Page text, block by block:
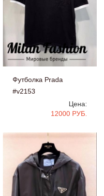
Футболка Prada
#v2153
Цена:
12000 РУБ.